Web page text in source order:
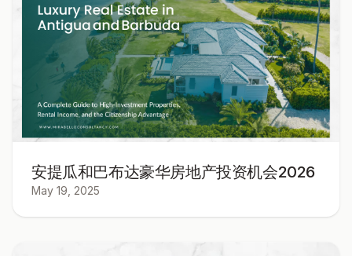
安提瓜和巴布达豪华房地产投资机会2026
May 19, 2025